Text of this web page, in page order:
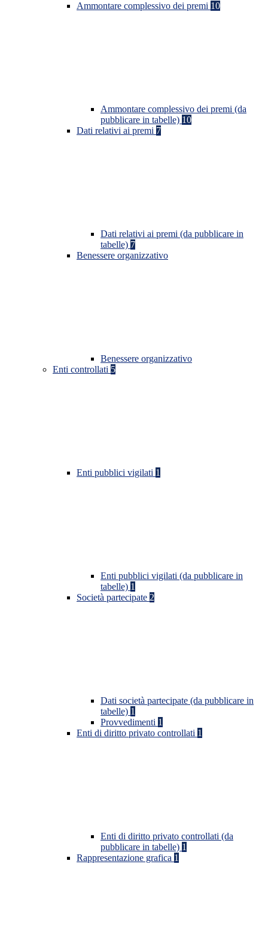
Ammontare complessivo dei premi 10
Ammontare complessivo dei premi (da
pubblicare in tabelle) 10
Dati relativi ai premi 7
Dati relativi ai premi (da pubblicare in
tabelle) 7
Benessere organizzativo
Benessere organizzativo
Enti controllati 5
Enti pubblici vigilati 1
Enti pubblici vigilati (da pubblicare in
tabelle) 1
Società partecipate 2
Dati società partecipate (da pubblicare in
tabelle) 1
Provvedimenti 1
Enti di diritto privato controllati 1
Enti di diritto privato controllati (da
pubblicare in tabelle) 1
Rappresentazione grafica 1